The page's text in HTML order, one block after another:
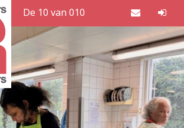
De 10 van 010